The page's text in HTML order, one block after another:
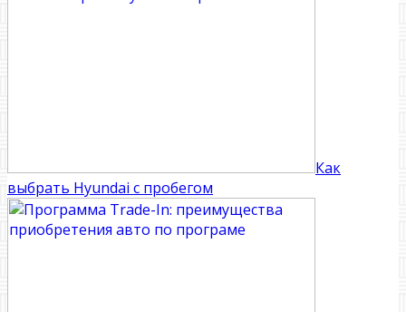
Как
выбрать Hyundai с пробегом